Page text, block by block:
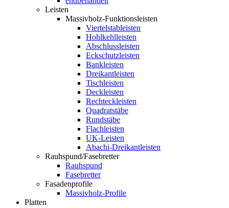
Leisten
Massivholz-Funktionsleisten
Viertelstableisten
Hohlkehlleisten
Abschlussleisten
Eckschutzleisten
Bankleisten
Dreikantleisten
Tischleisten
Deckleisten
Rechteckleisten
Quadratstäbe
Rundstäbe
Flachleisten
UK-Leisten
Abachi-Dreikantleisten
Rauhspund/Fasebretter
Rauhspund
Fasebretter
Fasadenprofile
Massivholz-Profile
Platten